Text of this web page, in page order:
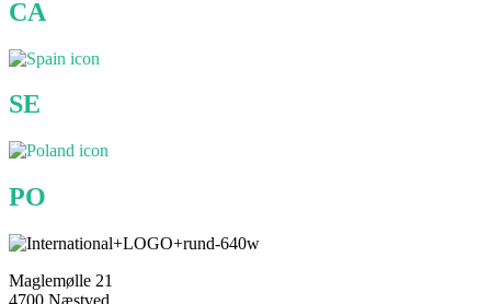
CA
SE
PO
Maglemølle 21